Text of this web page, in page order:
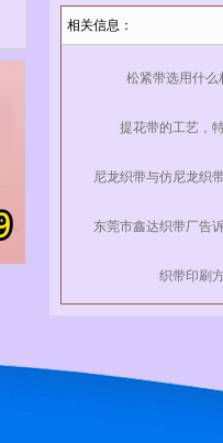
相关信息：
松紧带选用什么
提花带的工艺，
尼龙织带与仿尼龙织
东莞市鑫达织带厂告
织带印刷